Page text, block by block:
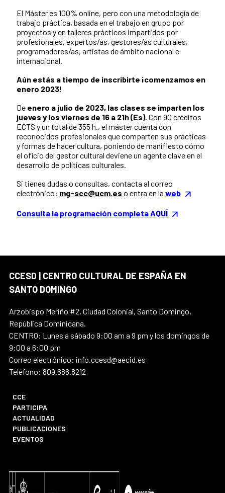
El Máster es 100% online, pero con una metodología de
trabajo práctica, basada en el trabajo en grupo por
proyectos y en talleres prácticos impartidos por
profesionales, expertos/as, gestores/as culturales,
programadores/as, artistas de ámbito nacional e
internacional.
Aún estás a tiempo de inscribirte ¡comenzamos en
enero 2023!
De enero a julio de 2023, las clases se imparten los
jueves y los viernes de 16 a 21h (Es). Con 90 créditos
ECTS y un total de 355 h., el máster cuenta con
reconocidos profesionales que comparten sus prácticas
y formas de hacer cultura, poniendo de manifiesto cómo
el oficio del gestor cultural deviene un agente clave en el
desarrollo de políticas culturales.
Si tienes dudas o consultas, contacta al correo
electrónico: mg-scc@ucm.es o entra en la web
Consulta la programación completa AQUÍ
CCESD | CENTRO CULTURAL DE ESPAÑA EN
SANTO DOMINGO
Arzobispo Meriño #2, Ciudad Colonial, Santo Domingo,
República Dominicana.
CENTRO: Lunes a sábado 9:00 am a 9 pm y los domingos de
9:00 a 6:00 pm
Correo electrónico: info.ccesd@aecid.es
Teléfono: 809.686.8212
CCE
PARTICIPA
ACTUALIDAD
PUBLICACIONES
EVENTOS